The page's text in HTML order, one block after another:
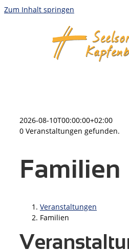
Zum Inhalt springen
2026-08-10T00:00:00+02:00
0 Veranstaltungen gefunden.
Familien
Veranstaltungen
Familien